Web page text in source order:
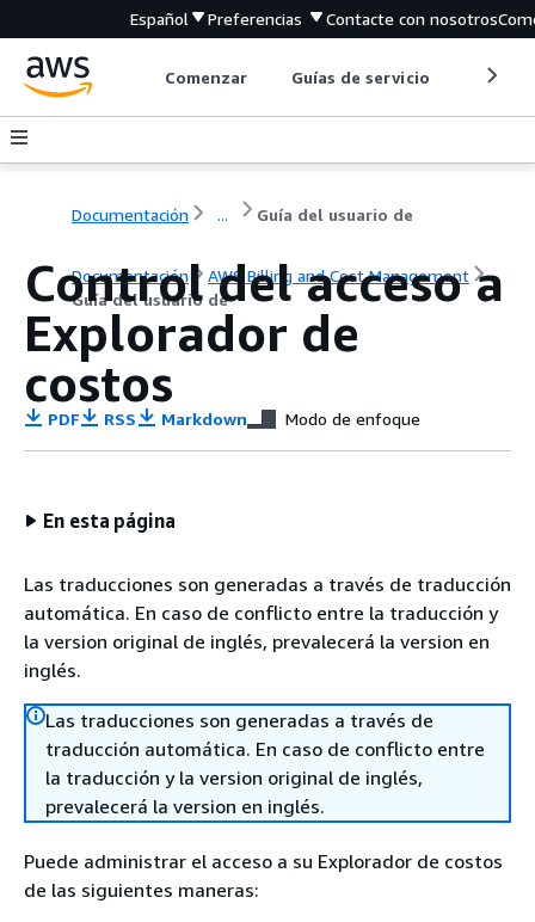
Español Preferencias Contacte con nosotros
Comenzar Guías de servicio
Documentación ... Guía del usuario de
Documentación
AWS Billing and Cost Management
Guía del usuario de
Control del acceso a
Explorador de
costos
PDF RSS Markdown Modo de enfoque
En esta página
Las traducciones son generadas a través de traducción
automática. En caso de conflicto entre la traducción y
la version original de inglés, prevalecerá la version en
inglés.
Las traducciones son generadas a través de
traducción automática. En caso de conflicto entre
la traducción y la version original de inglés,
prevalecerá la version en inglés.
Puede administrar el acceso a su Explorador de costos
de las siguientes maneras: